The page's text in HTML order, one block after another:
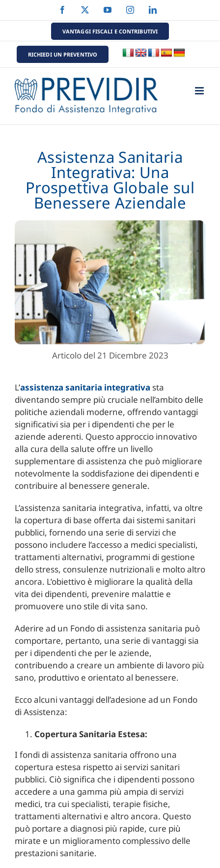
al
Facebook YouTubeInstagramLinkedIn
VANTAGGI FISCALI E CONTRIBUTIVI
RICHIEDI UN PREVENTIVO
Assistenza Sanitaria
Integrativa: Una
Prospettiva Globale sul
Benessere Aziendale
Articolo del 21 Dicembre 2023
L’assistenza sanitaria integrativa sta
diventando sempre più cruciale nell’ambito delle
politiche aziendali moderne, offrendo vantaggi
significativi sia per i dipendenti che per le
aziende aderenti. Questo approccio innovativo
alla cura della salute offre un livello
supplementare di assistenza che può migliorare
notevolmente la soddisfazione dei dipendenti e
contribuire al benessere generale.
L’assistenza sanitaria integrativa, infatti, va oltre
la copertura di base offerta dai sistemi sanitari
pubblici, fornendo una serie di servizi che
possono includere l’accesso a medici specialisti,
trattamenti alternativi, programmi di gestione
dello stress, consulenze nutrizionali e molto altro
ancora. L’obiettivo è migliorare la qualità della
vita dei dipendenti, prevenire malattie e
promuovere uno stile di vita sano.
Aderire ad un Fondo di assistenza sanitaria può
comportare, pertanto, una serie di vantaggi sia
per i dipendenti che per le aziende,
contribuendo a creare un ambiente di lavoro più
sano, produttivo e orientato al benessere.
Ecco alcuni vantaggi dell’adesione ad un Fondo
di Assistenza:
Copertura Sanitaria Estesa:
I fondi di assistenza sanitaria offrono una
copertura estesa rispetto ai servizi sanitari
pubblici. Ciò significa che i dipendenti possono
accedere a una gamma più ampia di servizi
medici, tra cui specialisti, terapie fisiche,
trattamenti alternativi e altro ancora. Questo
può portare a diagnosi più rapide, cure più
mirate e un miglioramento complessivo delle
prestazioni sanitarie.